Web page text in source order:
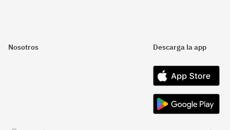
Nosotros Descarga la app